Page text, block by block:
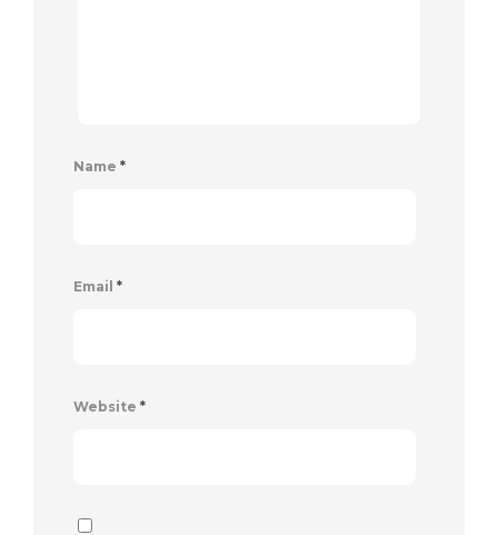
Name *
Email *
Website *